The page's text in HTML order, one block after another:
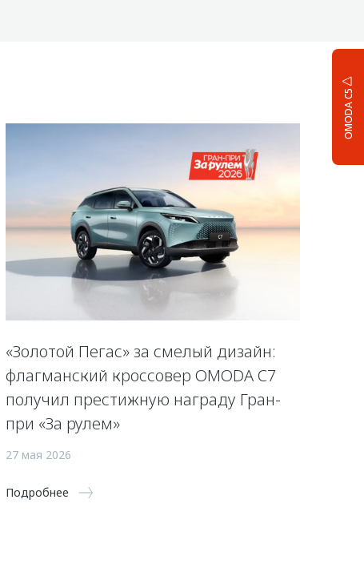
OMODA C5
«Золотой Пегас» за смелый дизайн:
флагманский кроссовер OMODA C7
получил престижную награду Гран-
при «За рулем»
27 мая 2026
Подробнее